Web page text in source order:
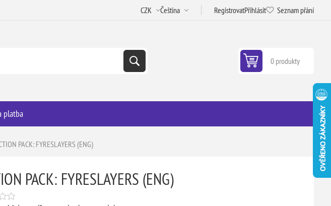
RegistrovatPřihlásit Seznam přání
0 produkty
platba
PACK: FYRESLAYERS (ENG)
PACK: FYRESLAYERS (ENG)